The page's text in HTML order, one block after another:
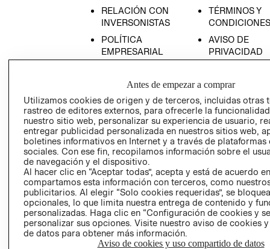
RELACIÓN CON
INVERSONISTAS
POLÍTICA
EMPRESARIAL
TÉRMINOS Y
CONDICIONES
AVISO DE
PRIVACIDAD
AVISO DE
COOKIES
LIBRO DE
Ecuador ($)
CAMBIAR REGIÓN
Antes de empezar a comprar
Utilizamos cookies de origen y de terceros, incluidas otras
rastreo de editores externos, para ofrecerle la
nuestro sitio web, personalizar su experiencia de usuario,
entregar publicidad personalizada en nuestros sitios web,
boletines informativos en Internet y a través de plataformas
sociales. Con ese fin, recopilamos información sobre el
de navegación y el dispositivo.
Al hacer clic en “Aceptar todas”, acepta y está de acuerdo
compartamos esta información con terceros, como
publicitarios. Al elegir “Solo cookies requeridas”, se
opcionales, lo que limita nuestra entrega de contenido y
personalizadas. Haga clic en “Configuración de cookies y
personalizar sus opciones. Visite nuestro aviso de cookies
de datos para obtener más información.
Aviso de cookies y uso compartido de datos